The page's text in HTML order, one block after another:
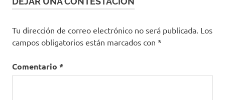
Tu dirección de correo electrónico no será publicada. Los
campos obligatorios están marcados con *
Comentario *